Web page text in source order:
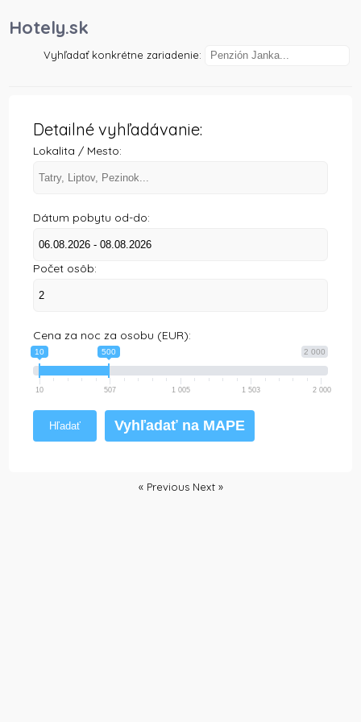
Hotely.sk
Vyhľadať konkrétne zariadenie:
Detailné vyhľadávanie:
Lokalita / Mesto:
Dátum pobytu od-do:
Počet osôb:
Cena za noc za osobu (EUR):
2 000
10 500
10 507 1 005 1 503 2 000
Hľadať Vyhľadať na MAPE
« Previous Next »